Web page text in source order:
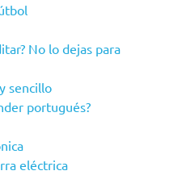
No lo dejas para
sencillo
portugués?
eléctrica